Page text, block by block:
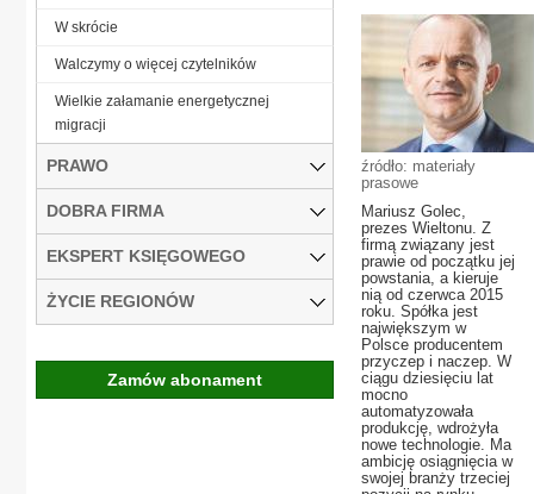
źródło: materiały
prasowe
Mariusz Golec,
prezes Wieltonu. Z
firmą związany jest
prawie od początku jej
powstania, a kieruje
nią od czerwca 2015
roku. Spółka jest
największym w
Polsce producentem
przyczep i naczep. W
ciągu dziesięciu lat
mocno
automatyzowała
produkcję, wdrożyła
nowe technologie. Ma
ambicję osiągnięcia w
swojej branży trzeciej
W skrócie
Walczymy o więcej czytelników
Wielkie załamanie energetycznej
migracji
PRAWO
DOBRA FIRMA
EKSPERT KSIĘGOWEGO
ŻYCIE REGIONÓW
Zamów abonament